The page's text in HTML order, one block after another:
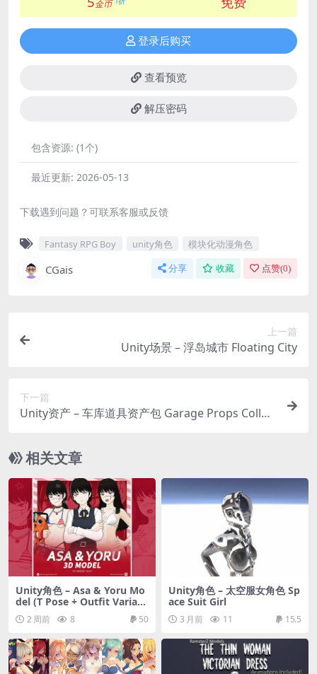
金币
登录后购买
查看预览
解压密码
包含资源: (1个)
最近更新: 2026-05-13
下载遇到问题？可联系客服或反馈
Fantasy RPG Boy unity角色 模块化动漫角色
CGais 分享 收藏 点赞(0)
上一篇
Unity场景 – 浮岛城市 Floating City
下一篇
Unity资产 – 车库道具资产包 Garage Props Collec
相关文章
Unity角色 – Asa & Yoru Mo
del (T Pose + Outfit Variati
ons)2 周前 8 50
Unity角色 – 太空服女角色 Sp
ace Suit Girl
3 月前 11 15.5